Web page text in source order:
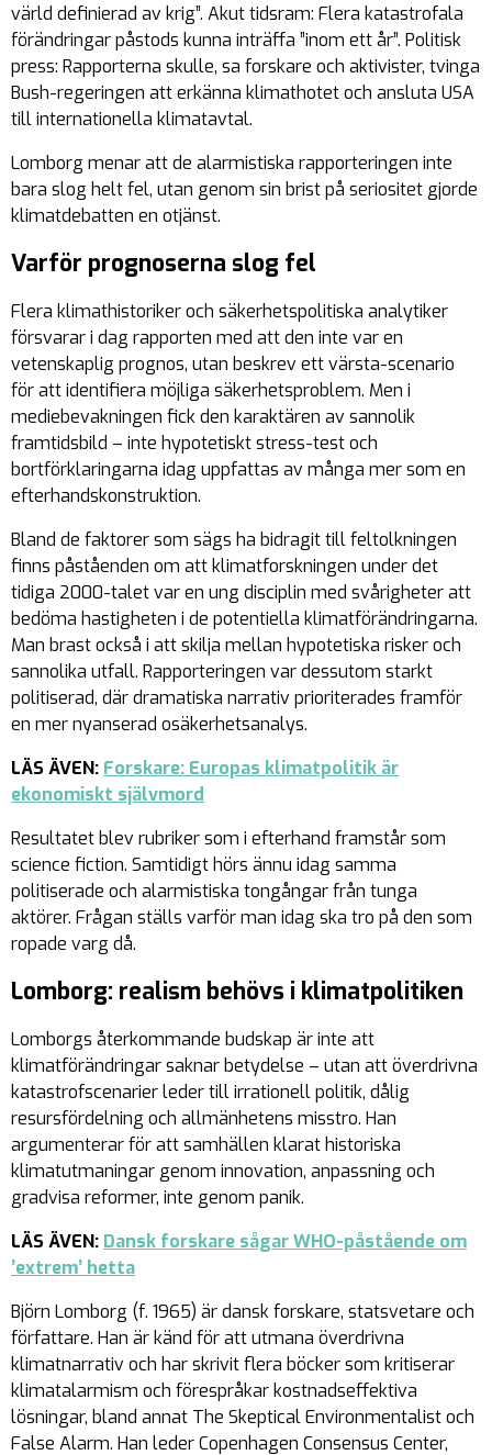
värld definierad av krig”. Akut tidsram: Flera katastrofala
förändringar påstods kunna inträffa ”inom ett år”. Politisk
press: Rapporterna skulle, sa forskare och aktivister, tvinga
Bush-regeringen att erkänna klimathotet och ansluta USA
till internationella klimatavtal.
Lomborg menar att de alarmistiska rapporteringen inte
bara slog helt fel, utan genom sin brist på seriositet gjorde
klimatdebatten en otjänst.
Varför prognoserna slog fel
Flera klimathistoriker och säkerhetspolitiska analytiker
försvarar i dag rapporten med att den inte var en
vetenskaplig prognos, utan beskrev ett värsta-scenario
för att identifiera möjliga säkerhetsproblem. Men i
mediebevakningen fick den karaktären av sannolik
framtidsbild – inte hypotetiskt stress-test och
bortförklaringarna idag uppfattas av många mer som en
efterhandskonstruktion.
Bland de faktorer som sägs ha bidragit till feltolkningen
finns påståenden om att klimatforskningen under det
tidiga 2000-talet var en ung disciplin med svårigheter att
bedöma hastigheten i de potentiella klimatförändringarna.
Man brast också i att skilja mellan hypotetiska risker och
sannolika utfall. Rapporteringen var dessutom starkt
politiserad, där dramatiska narrativ prioriterades framför
en mer nyanserad osäkerhetsanalys.
LÄS ÄVEN: Forskare: Europas klimatpolitik är
ekonomiskt självmord
Resultatet blev rubriker som i efterhand framstår som
science fiction. Samtidigt hörs ännu idag samma
politiserade och alarmistiska tongångar från tunga
aktörer. Frågan ställs varför man idag ska tro på den som
ropade varg då.
Lomborg: realism behövs i klimatpolitiken
Lomborgs återkommande budskap är inte att
klimatförändringar saknar betydelse – utan att överdrivna
katastrofscenarier leder till irrationell politik, dålig
resursfördelning och allmänhetens misstro. Han
argumenterar för att samhällen klarat historiska
klimatutmaningar genom innovation, anpassning och
gradvisa reformer, inte genom panik.
LÄS ÄVEN: Dansk forskare sågar WHO-påstående om
’extrem’ hetta
Björn Lomborg (f. 1965) är dansk forskare, statsvetare och
författare. Han är känd för att utmana överdrivna
klimatnarrativ och har skrivit flera böcker som kritiserar
klimatalarmism och förespråkar kostnadseffektiva
lösningar, bland annat The Skeptical Environmentalist och
False Alarm. Han leder Copenhagen Consensus Center,